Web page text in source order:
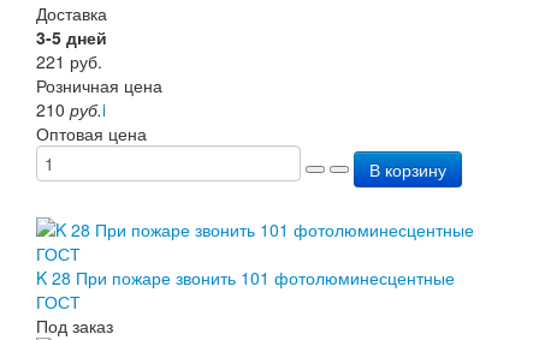
Доставка
3-5 дней
221 руб.
Розничная цена
210 руб.i
Оптовая цена
В корзину
K 28 При пожаре звонить 101 фотолюминесцентные
ГОСТ
Под заказ